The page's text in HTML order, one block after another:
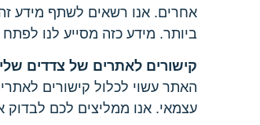
אחרים. אנו רשאים לשתף מידע
ביותר. מידע כזה מסייע לנו
קישורים לאתרים של צדדים
האתר עשוי לכלול קישורים